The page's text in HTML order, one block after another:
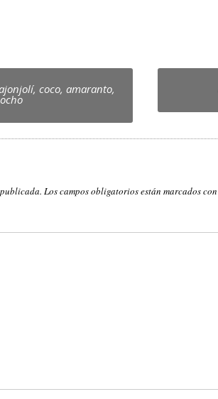
coco, amaranto,
Los campos obligatorios están marcados con